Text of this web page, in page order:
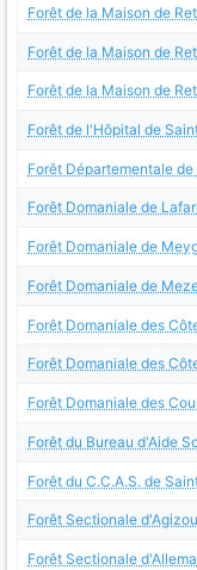
Forêt de la Maison de
Forêt de la Maison de
Forêt de la Maison de
Forêt de l'Hôpital de
Forêt Départementale
Forêt Domaniale de
Forêt Domaniale de
Forêt Domaniale de
Forêt Domaniale des
Forêt Domaniale des
Forêt Domaniale des
Forêt du Bureau d'Aide
Forêt du C.C.A.S. de
Forêt Sectionale
Forêt Sectionale